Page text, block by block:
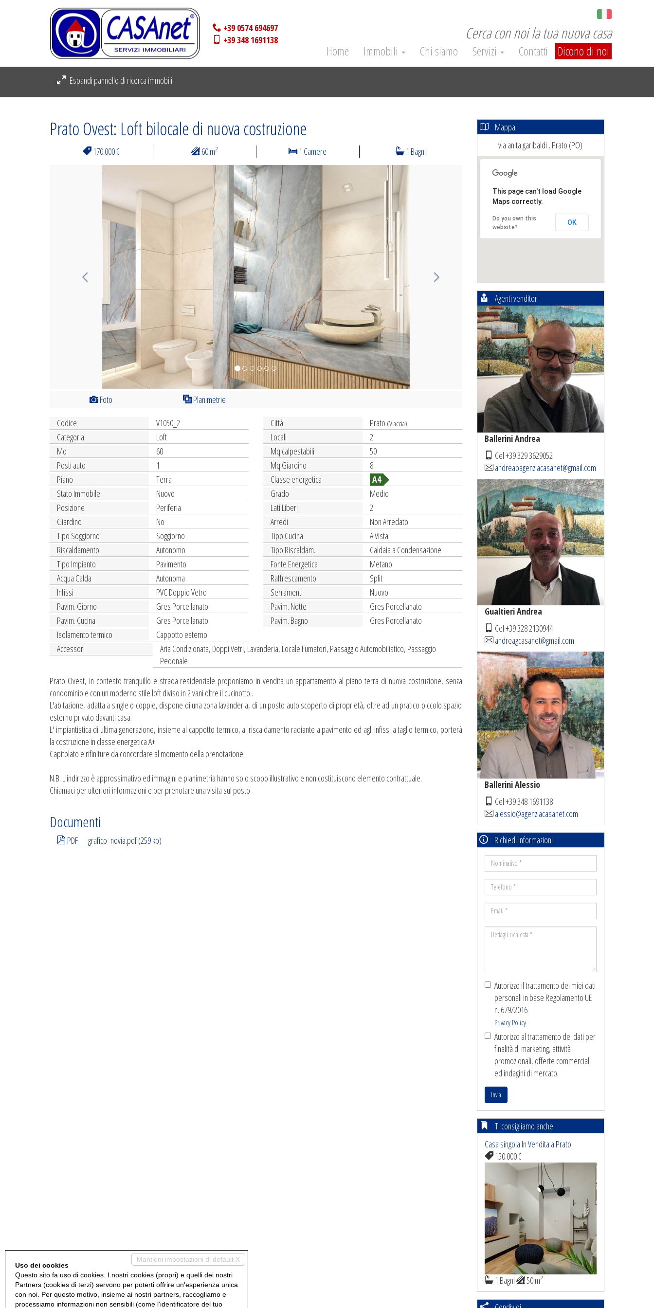
Cerca con noi la tua nuova casa
+39 0574 694697
+39 348 1691138
Home Immobili Chi siamo Servizi Contatti Dicono di noi
Espandi pannello di ricerca immobili
Prato Ovest: Loft bilocale di nuova costruzione
170.000 € 60 m2 1 Camere 1 Bagni
Previous
Foto
Planimetrie
Codice
V1050_2 Città Prato (Viaccia)
Categoria Loft Locali
2
Mq
60 Mq calpestabili
50
Posti auto
1 Mq Giardino
8
Piano
Terra Classe energetica
A4
Stato Immobile
Nuovo Grado
Medio
Posizione
Periferia Lati Liberi
2
Giardino
No Arredi
Non Arredato
Tipo Soggiorno
Soggiorno Tipo Cucina
A Vista
Riscaldamento
Autonomo Tipo Riscaldam.
Caldaia a Condensazione
Tipo Impianto
Pavimento Fonte Energetica
Metano
Acqua Calda
Autonoma Raffrescamento
Split
Infissi
PVC Doppio Vetro Serramenti
Nuovo
Pavim. Giorno
Gres Porcellanato Pavim. Notte
Gres Porcellanato
Pavim. Cucina
Gres Porcellanato Pavim. Bagno
Gres Porcellanato
Isolamento termico
Cappotto esterno
Accessori
Aria Condizionata, Doppi Vetri, Lavanderia, Locale Fumatori, Passaggio Automobilistico, Passaggio
Pedonale
Prato Ovest, in contesto tranquillo e strada residenziale proponiamo in vendita un appartamento al piano terra di nuova costruzione, senza
condominio e con un moderno stile loft diviso in 2 vani oltre il cucinotto..
L'abitazione, adatta a single o coppie, dispone di una zona lavanderia, di un posto auto scoperto di proprietà, oltre ad un pratico piccolo spazio
esterno privato davanti casa.
L' impiantistica di ultima generazione, insieme al cappotto termico, al riscaldamento radiante a pavimento ed agli infissi a taglio termico, porterà
la costruzione in classe energetica A+.
Capitolato e rifiniture da concordare al momento della prenotazione.
N.B. L'indirizzo è approssimativo ed immagini e planimetria hanno solo scopo illustrativo e non costituiscono elemento contrattuale.
Chiamaci per ulteriori informazioni e per prenotare una visita sul posto
Documenti
PDF___grafico_novia.pdf (259 kb)
Mappa
via anita garibaldi , Prato (PO)
This page can't load Google
Maps correctly.
Do you own this
website?
OK
Agenti venditori
Ballerini Andrea
Cel +39 329 3629052
andreabagenziacasanet@gmail.com
Gualtieri Andrea
Cel +39 328 2130944
andreagcasanet@gmail.com
Ballerini Alessio
Cel +39 348 1691138
alessio@agenziacasanet.com
Richiedi informazioni
Nominativo
*
Telefono
*
Email
*
Dettagli
Autorizzo il trattamento dei miei dati
personali in base Regolamento UE
n. 679/2016
Privacy Policy
Autorizzo al trattamento dei dati per
finalità di marketing, attività
promozionali, offerte commerciali
ed indagini di mercato.
Invia
Ti consigliamo anche
Casa singola In Vendita a Prato
150.000 €
1 Bagni 50 m2
Mantieni impostazioni di default X
Uso dei cookies
Questo sito fa uso di cookies. I nostri cookies (propri) e quelli dei nostri
Partners (cookies di terzi) servono per poterti offrire un'esperienza unica
con noi. Per questo motivo, insieme ai nostri partners, raccogliamo e
processiamo informazioni non sensibili (come l'identificatore del tuo